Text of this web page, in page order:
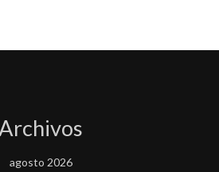
agosto 2026